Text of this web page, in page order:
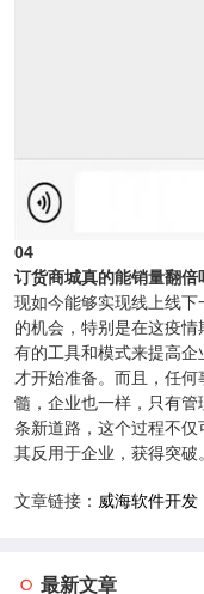
04
订货商城真的能销量翻倍
现如今能够实现线上线
的机会，特别是在这疫
有的工具和模式来提高企
才开始准备。而且，任
髓，企业也一样，只有
条新道路，这个过程不
其反用于企业，获得突破。
文章链接： 威海软件开发
最新文章